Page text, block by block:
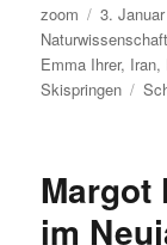
Autor
zoom
am
3.
Naturwissenschaft
Emma Ihrer, Iran,
Skispringen
Margot
im